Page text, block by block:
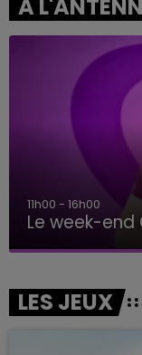
A
16h00 - 20h00
Le Week-
LES JEUX